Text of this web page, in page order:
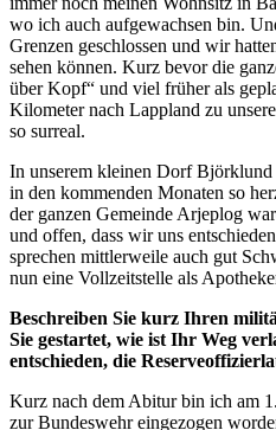
wo ich auch aufgewachsen bin.
Grenzen geschlossen und wir
sehen können. Kurz bevor die
über Kopf“ und viel früher als
Kilometer nach Lappland zu
so surreal.
In unserem kleinen Dorf
in den kommenden Monaten so
der ganzen Gemeinde Arjeplog
und offen, dass wir uns
sprechen mittlerweile auch gut
nun eine Vollzeitstelle als
Beschreiben Sie kurz Ihren
Sie gestartet, wie ist Ihr Weg
entschieden, die
Kurz nach dem Abitur bin ich am
zur Bundeswehr eingezogen